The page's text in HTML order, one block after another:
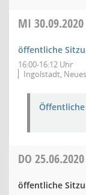
MI 30.09.2020
öffentliche
16:00-16:12 Uhr
Ingolstadt,
DO 25.06.2020
öffentliche